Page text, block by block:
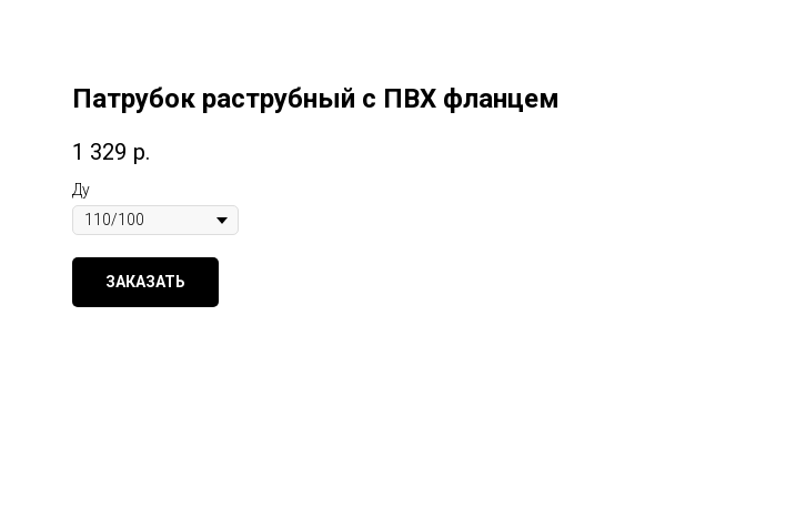
Патрубок раструбный с ПВХ фланцем
1 329 р.
Ду
ЗАКАЗАТЬ